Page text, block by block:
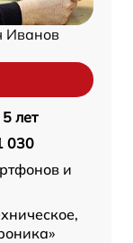
Иванов
5 лет
030
и